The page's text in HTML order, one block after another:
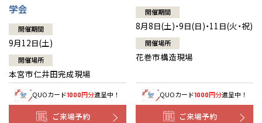
学会
開催期間
9月12日(土)
開催場所
本宮市仁井田完成現場
QUOカード1000円分進呈中！
ご来場予約
開催期間
8月8日(土)・9日(日)・11日(火・祝)
開催場所
花巻市構造現場
QUOカード1000円分進呈中！
ご来場予約